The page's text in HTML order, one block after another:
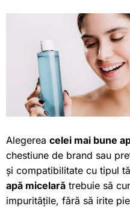
Alegerea celei mai bune
chestiune de brand sau
și compatibilitate cu tipul
apă micelară trebuie să
impuritățile, fără să irite